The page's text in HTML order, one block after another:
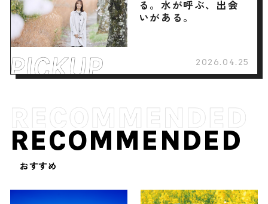
る。水が呼ぶ、出会
いがある。
2026.04.25
RECOMMENDED
おすすめ